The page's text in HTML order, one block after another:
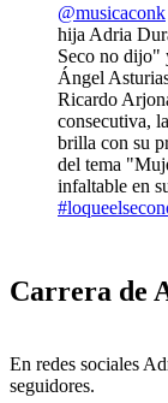
@musicaconk
hija Adria
Seco no dijo"
Ángel
Ricardo
consecutiva,
brilla con su
del tema
infaltable en
Carrera de
En redes sociales
seguidores.